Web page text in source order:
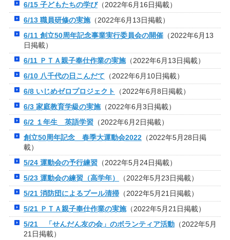
6/15 子どもたちの学び（2022年6月16日掲載）
6/13 職員研修の実施（2022年6月13日掲載）
6/11 創立50周年記念事業実行委員会の開催（2022年6月13
日掲載）
6/11 ＰＴＡ親子奉仕作業の実施（2022年6月13日掲載）
6/10 八千代の日こんだて （2022年6月10日掲載）
6/8 いじめゼロプロジェクト
（2022年6月8日掲載）
6/3 家庭教育学級の実施（2022年6月3日掲載）
6/2 １年生 英語学習（2022年6月2日掲載）
創立50周年記念 春季大運動会2022（2022年5月28日掲
載）
5/24 運動会の予行練習（2022年5月24日掲載）
5/23 運動会の練習（高学年）
（2022年5月23日掲載）
5/21 消防団によるプール清掃（2022年5月21日掲載）
5/21 ＰＴＡ親子奉仕作業の実施（2022年5月21日掲載）
5/21 「せんだん友の会」のボランティア活動（2022年5月
21日掲載）